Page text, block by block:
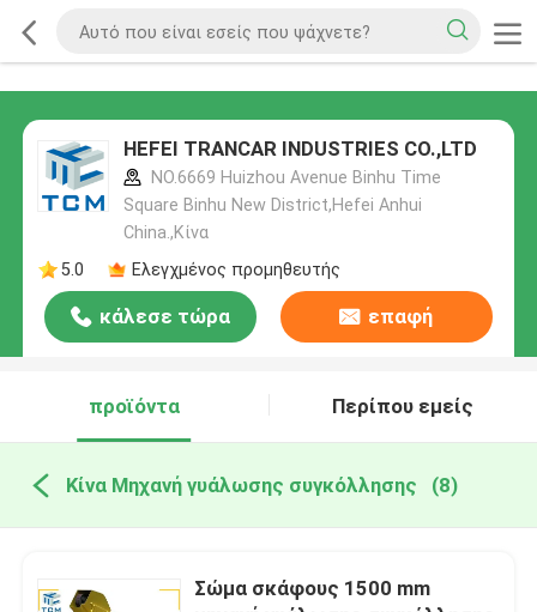
HEFEI TRANCAR INDUSTRIES CO.,LTD
NO.6669 Huizhou Avenue Binhu Time
Square Binhu New District,Hefei Anhui
China.,Κίνα
5.0
Ελεγχμένος προμηθευτής
κάλεσε τώρα επαφή
προϊόντα Περίπου εμείς
Κίνα Μηχανή γυάλωσης συγκόλλησης (8)
Σώμα σκάφους 1500 mm